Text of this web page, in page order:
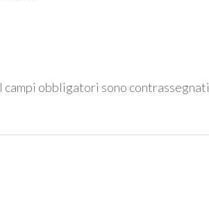
I campi obbligatori sono contrassegnati